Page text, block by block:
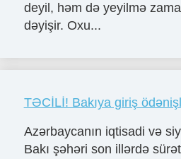
deyil, həm də yeyilmə
dəyişir. Oxu...
TƏCİLİ! Bakıya giriş
Azərbaycanın iqtisadi və
Bakı şəhəri son illərdə